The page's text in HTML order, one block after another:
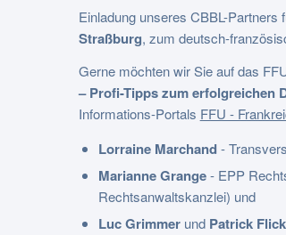
Einladung unseres CBBL-Partners
Straßburg, zum deutsch-
Gerne möchten wir Sie auf das
– Profi-Tipps zum erfolgreichen
Informations-Portals FFU -
Lorraine Marchand-
Marianne Grange- EPP
Rechtsanwaltskanzlei) und
Luc Grimmerund Patrick Flick